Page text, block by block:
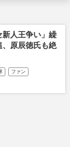
新人王争い」繰
、原辰徳氏も絶
ファン